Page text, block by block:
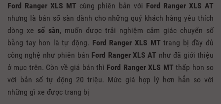
Ford Ranger XLS MT cùng phiên bản với Ford Ranger XLS AT
nhưng là bản số sàn dành cho những quý khách hàng yêu thích
dòng xe số sàn, muốn được trải nghiệm cảm giác chuyển số
bằng tay hơn là tự động. Ford Ranger XLS MT trang bị đầy đủ
công nghệ như phiên bản Ford Ranger XLS AT như đã giới thiệu
ở mục trên. Còn về giá bán thì Ford Ranger XLS MT thấp hơn so
với bản số tự động 20 triệu. Mức giá hợp lý hơn hẳn so với
những gì xe được trang bị